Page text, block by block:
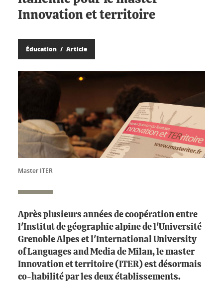
Innovation et territoire
Éducation Article
Master ITER
Après plusieurs années de coopération entre
l'Institut de géographie alpine de l'Université
Grenoble Alpes et l'International University
of Languages and Media de Milan, le master
Innovation et territoire (ITER) est désormais
co-habilité par les deux établissements.